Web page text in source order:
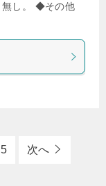
無し。 ◆その他
5 次へ